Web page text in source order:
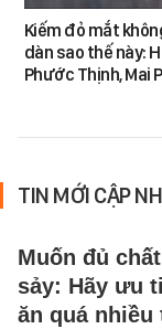
Kiếm đỏ mắt
dàn sao thế này:
Phước Thịnh, Mai
TIN MỚI CẬP
Muốn đủ
sảy: Hãy ưu
ăn quá